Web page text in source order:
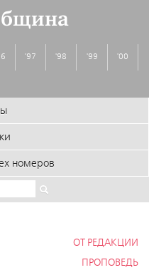
'97 '98 '99 '00
номеров
ОТ РЕДАКЦИИ
ПРОПОВЕДЬ